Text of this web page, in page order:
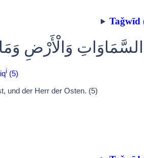
وَالْأَرْضِ
i (5)
und der Herr der Osten. (5)